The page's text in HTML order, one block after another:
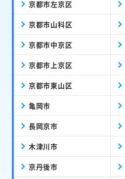
京都市左京区
京都市山科区
京都市中京区
京都市上京区
京都市東山区
亀岡市
長岡京市
木津川市
京丹後市